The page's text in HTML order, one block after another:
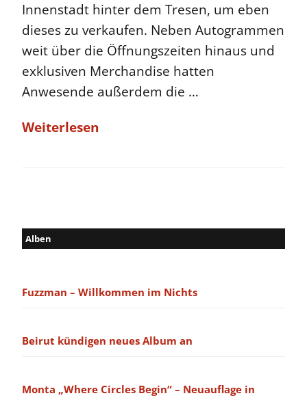
Innenstadt hinter dem Tresen, um eben
dieses zu verkaufen. Neben Autogrammen
weit über die Öffnungszeiten hinaus und
exklusiven Merchandise hatten
Anwesende außerdem die …
Weiterlesen
Alben
Fuzzman – Willkommen im Nichts
Beirut kündigen neues Album an
Monta „Where Circles Begin“ – Neuauflage in